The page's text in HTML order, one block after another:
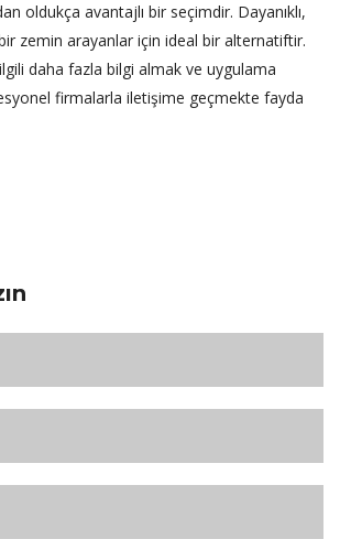
oldukça avantajlı bir seçimdir. Dayanıklı,
zemin arayanlar için ideal bir alternatiftir.
daha fazla bilgi almak ve uygulama
firmalarla iletişime geçmekte fayda